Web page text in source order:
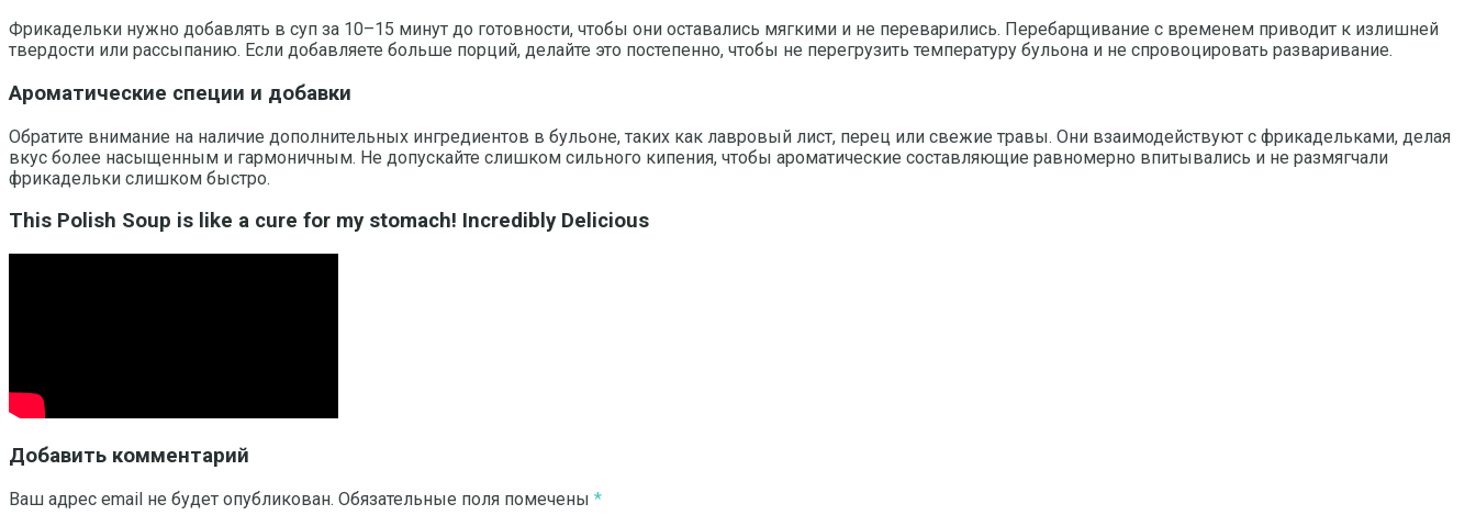
Фрикадельки нужно добавлять в суп за 10–15 минут до готовности, чтобы они оставались мягкими и не переварились. Перебарщивание с временем приводит к излишней
твердости или рассыпанию. Если добавляете больше порций, делайте это постепенно, чтобы не перегрузить температуру бульона и не спровоцировать разваривание.
Ароматические специи и добавки
Обратите внимание на наличие дополнительных ингредиентов в бульоне, таких как лавровый лист, перец или свежие травы. Они взаимодействуют с фрикадельками, делая
вкус более насыщенным и гармоничным. Не допускайте слишком сильного кипения, чтобы ароматические составляющие равномерно впитывались и не размягчали
фрикадельки слишком быстро.
This Polish Soup is like a cure for my stomach! Incredibly Delicious
Добавить комментарий
Ваш адрес email не будет опубликован. Обязательные поля помечены *